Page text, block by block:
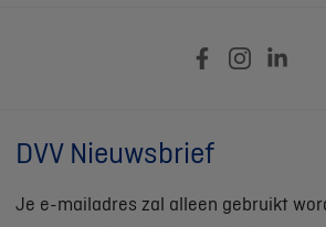
DVV Nieuwsbrief
Je e-mailadres zal alleen gebruikt